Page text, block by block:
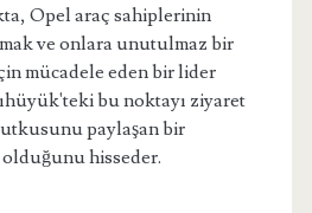
Opel araç sahiplerinin
ve onlara unutulmaz bir
mücadele eden bir lider
bu noktayı ziyaret
paylaşan bir
hisseder.